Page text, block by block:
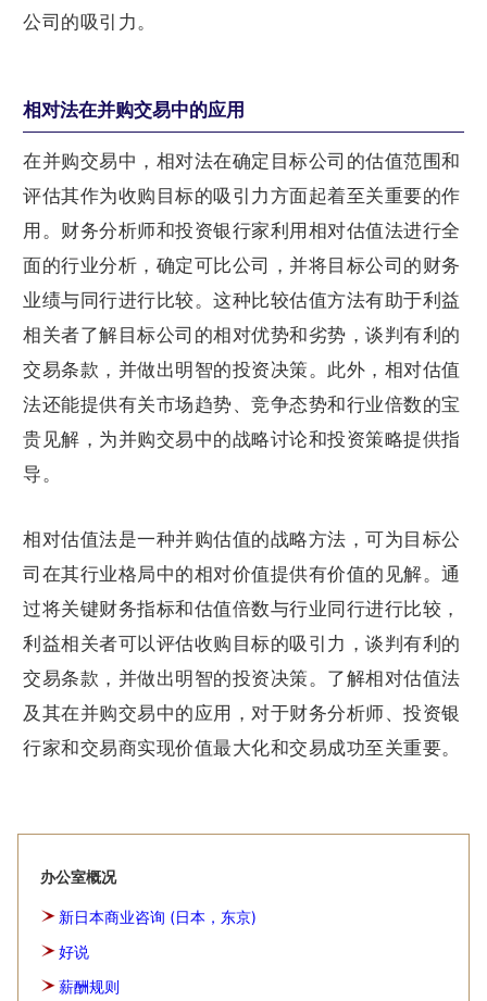
公司的吸引力。
相对法在并购交易中的应用
在并购交易中，相对法在确定目标公司的估值范围和
评估其作为收购目标的吸引力方面起着至关重要的作
用。财务分析师和投资银行家利用相对估值法进行全
面的行业分析，确定可比公司，并将目标公司的财务
业绩与同行进行比较。这种比较估值方法有助于利益
相关者了解目标公司的相对优势和劣势，谈判有利的
交易条款，并做出明智的投资决策。此外，相对估值
法还能提供有关市场趋势、竞争态势和行业倍数的宝
贵见解，为并购交易中的战略讨论和投资策略提供指
导。
相对估值法是一种并购估值的战略方法，可为目标公
司在其行业格局中的相对价值提供有价值的见解。通
过将关键财务指标和估值倍数与行业同行进行比较，
利益相关者可以评估收购目标的吸引力，谈判有利的
交易条款，并做出明智的投资决策。了解相对估值法
及其在并购交易中的应用，对于财务分析师、投资银
行家和交易商实现价值最大化和交易成功至关重要。
办公室概况
新日本商业咨询 (日本，东京)
好说
薪酬规则